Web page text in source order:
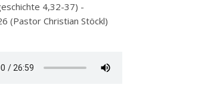
4,32-37) -
(Pastor Christian Stöckl)